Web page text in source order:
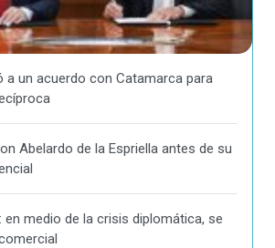
a un acuerdo con Catamarca para
Abelardo de la Espriella antes de su
en medio de la crisis diplomática, se